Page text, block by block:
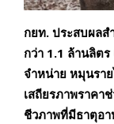
กยท. ประสบผลส
กว่า 1.1 ล้านลิตร
จำหน่าย หมุนรา
เสถียรภาพราคา
ชีวภาพที่มีธาตุอ